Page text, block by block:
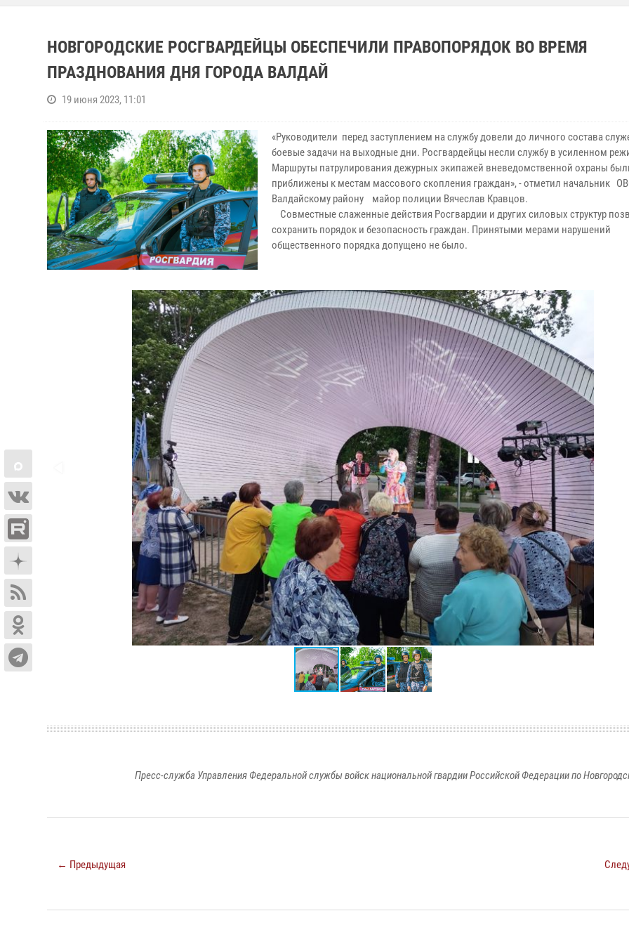
НОВГОРОДСКИЕ РОСГВАРДЕЙЦЫ ОБЕСПЕЧИЛИ ПРАВОПОРЯДОК ВО ВРЕМЯ
ПРАЗДНОВАНИЯ ДНЯ ГОРОДА ВАЛДАЙ
19 июня 2023, 11:01
«Руководители перед заступлением на службу довели до личного состава
боевые задачи на выходные дни. Росгвардейцы несли службу в усиленном
Маршруты патрулирования дежурных экипажей вневедомственной охраны
приближены к местам массового скопления граждан», - отметил начальник
Валдайскому району майор полиции Вячеслав Кравцов.
Совместные слаженные действия Росгвардии и других силовых структур
сохранить порядок и безопасность граждан. Принятыми мерами нарушений
общественного порядка допущено не было.
Пресс-служба Управления Федеральной службы войск национальной гвардии Российской Федерации по
← Предыдущая